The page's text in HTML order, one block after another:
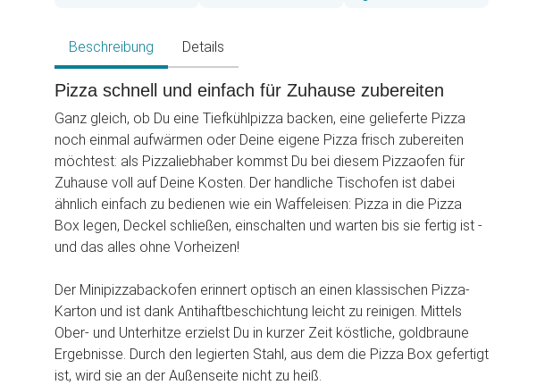
Beschreibung Details
Pizza schnell und einfach für Zuhause zubereiten
Ganz gleich, ob Du eine Tiefkühlpizza backen, eine gelieferte Pizza
noch einmal aufwärmen oder Deine eigene Pizza frisch zubereiten
möchtest: als Pizzaliebhaber kommst Du bei diesem Pizzaofen für
Zuhause voll auf Deine Kosten. Der handliche Tischofen ist dabei
ähnlich einfach zu bedienen wie ein Waffeleisen: Pizza in die Pizza
Box legen, Deckel schließen, einschalten und warten bis sie fertig ist -
und das alles ohne Vorheizen!
Der Minipizzabackofen erinnert optisch an einen klassischen Pizza-
Karton und ist dank Antihaftbeschichtung leicht zu reinigen. Mittels
Ober- und Unterhitze erzielst Du in kurzer Zeit köstliche, goldbraune
Ergebnisse. Durch den legierten Stahl, aus dem die Pizza Box gefertigt
ist, wird sie an der Außenseite nicht zu heiß.